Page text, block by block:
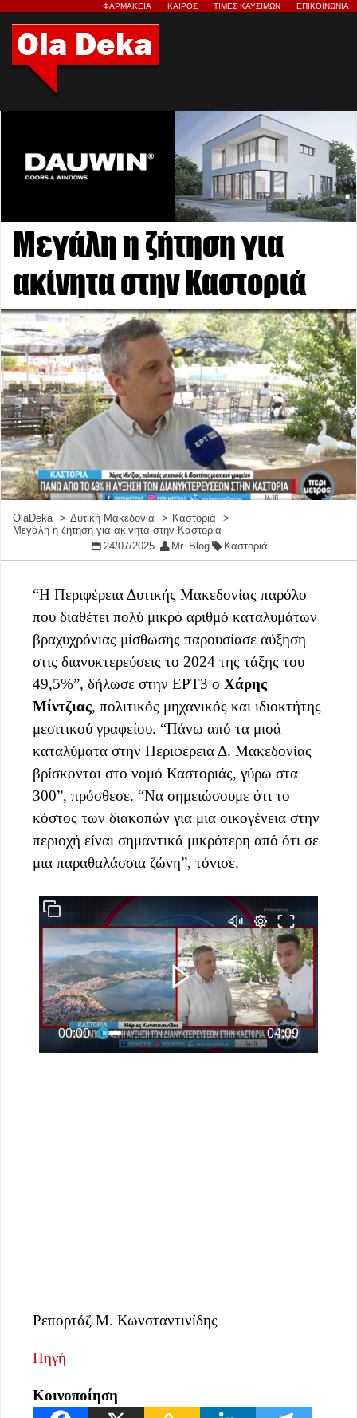
ΦΑΡΜΑΚΕΙΑ ΚΑΙΡΟΣ ΤΙΜΕΣ ΚΑΥΣΙΜΩΝ ΕΠΙΚΟΙΝΩΝΙΑ
Μεγάλη η ζήτηση για
ακίνητα στην Καστοριά
OlaDeka Δυτική Μακεδονία
Καστοριά
Μεγάλη η ζήτηση για ακίνητα στην Καστοριά
24/07/2025
Mr. Blog Καστοριά
“Η Περιφέρεια Δυτικής Μακεδονίας παρόλο
που διαθέτει πολύ μικρό αριθμό καταλυμάτων
βραχυχρόνιας μίσθωσης παρουσίασε αύξηση
στις διανυκτερεύσεις το 2024 της τάξης του
49,5%”, δήλωσε στην ΕΡΤ3 ο Χάρης
Μίντζιας, πολιτικός μηχανικός και ιδιοκτήτης
μεσιτικού γραφείου. “Πάνω από τα μισά
καταλύματα στην Περιφέρεια Δ. Μακεδονίας
βρίσκονται στο νομό Καστοριάς, γύρω στα
300”, πρόσθεσε. “Να σημειώσουμε ότι το
κόστος των διακοπών για μια οικογένεια στην
περιοχή είναι σημαντικά μικρότερη από ότι σε
μια παραθαλάσσια ζώνη”, τόνισε.
Ρεπορτάζ Μ. Κωνσταντινίδης
Πηγή
Κοινοποίηση